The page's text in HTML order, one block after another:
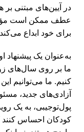
در آیین‌های مبتنی بر
عطف ممکن است
برای خود ابداع
به‌عنوان یک پیشنهاد
کنیم. ما می‌توانیم این
آزادی‌های جدید،
پول‌توجیبی، به یک
کودکان احساس کنند